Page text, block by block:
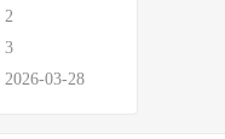
2
3
2026-03-28